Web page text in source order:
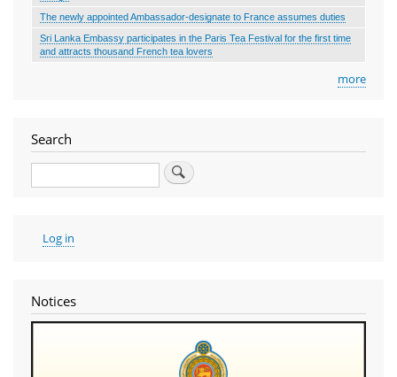
The newly appointed Ambassador-designate to France assumes duties
Sri Lanka Embassy participates in the Paris Tea Festival for the first time
and attracts thousand French tea lovers
more
Search
Search
User
account
Log in
Notices